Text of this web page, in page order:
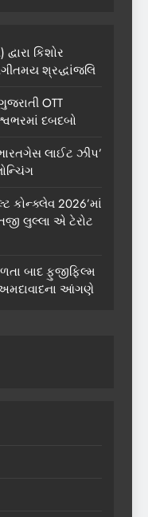
કિશોર
શ્રદ્ધાંજલિ
OTT
દબદબો
લાઈટ ઝીપ’
કોન્ક્લેવ 2026’માં
લુલ્લા એ ટેરોટ
બાદ ફુજીફિલ્મ
અમદાવાદના આંગણે